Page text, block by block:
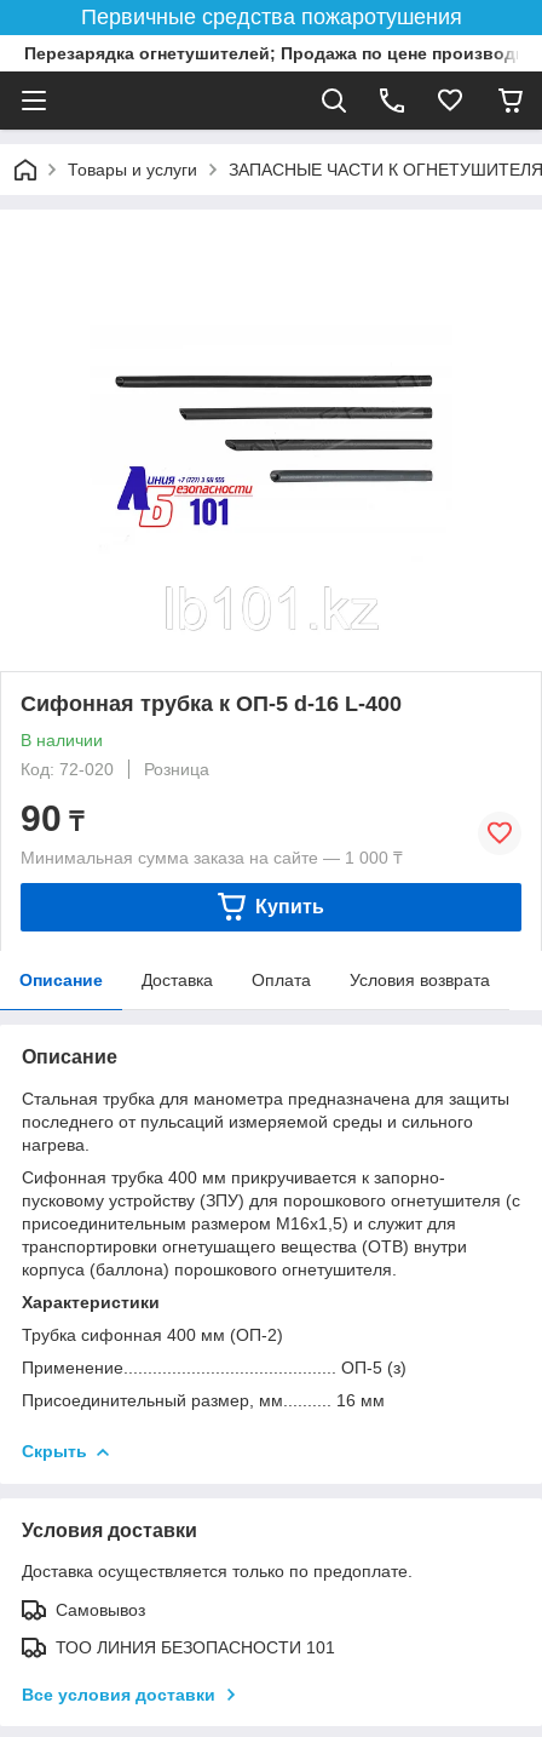
Первичные средства пожаротушения
Перезарядка огнетушителей; Продажа по цене
Товары и услуги ЗАПАСНЫЕ ЧАСТИ К
Сифонная трубка к ОП-5 d-16 L-400
В наличии
Код: 72-020
Розница
90 ₸
Минимальная сумма заказа на сайте — 1 000 ₸
Купить
Описание Доставка Оплата Условия возврата
Описание
Стальная трубка для манометра предназначена для защиты
последнего от пульсаций измеряемой среды и сильного
нагрева.
Сифонная трубка 400 мм прикручивается к запорно-
пусковому устройству (ЗПУ) для порошкового огнетушителя (с
присоединительным размером М16х1,5) и служит для
транспортировки огнетушащего вещества (ОТВ) внутри
корпуса (баллона) порошкового огнетушителя.
Характеристики
Трубка сифонная 400 мм (ОП-2)
Применение............................................ ОП-5 (з)
Присоединительный размер, мм.......... 16 мм
Скрыть
Условия доставки
Доставка осуществляется только по предоплате.
Самовывоз
ТОО ЛИНИЯ БЕЗОПАСНОСТИ 101
Все условия доставки